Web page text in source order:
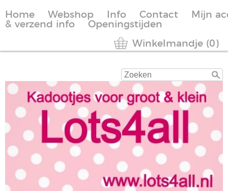
Home Webshop Info Contact
Mijn
& verzend info
Openingstijden
Winkelmandje (0)